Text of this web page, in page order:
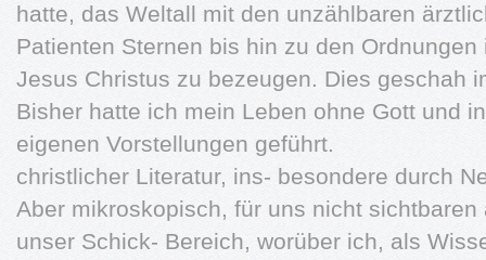
hatte, das Weltall mit den unzählbaren
Patienten Sternen bis hin zu den
Jesus Christus zu bezeugen. Dies geschah
Bisher hatte ich mein Leben ohne Gott und
eigenen Vorstellungen geführt.
christlicher Literatur, ins- besondere durch
Aber mikroskopisch, für uns nicht sichtbaren
unser Schick- Bereich, worüber ich, als